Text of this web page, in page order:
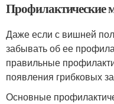
Профилактические
Даже если с вишней
забывать об ее
правильные
появления грибковых
Основные